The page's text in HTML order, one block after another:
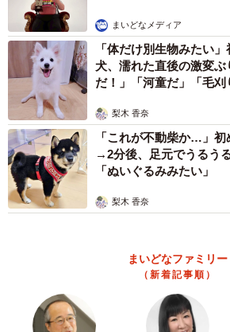
まいどなメディア
「体だけ別生物みたい
犬、濡れた直後の激変
だ！」「河童だ」「毛刈
梨木 香奈
「これが不動柴か…」
→2分後、足元でうるう
「ぬいぐるみみたい」
梨木 香奈
まいどなファミリー
（新着記事順）